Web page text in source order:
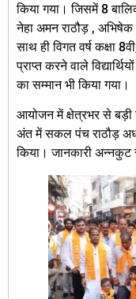
किया गया। जिसमें 8
नेहा अमन राठौड़ , अभिषेक
साथ ही विगत वर्ष कक्षा
प्राप्त करने वाले
का सम्मान भी किया गया।
आयोजन में क्षेत्रभर से
अंत में सकल पंच राठौड़
किया। जानकारी अन्नकुट